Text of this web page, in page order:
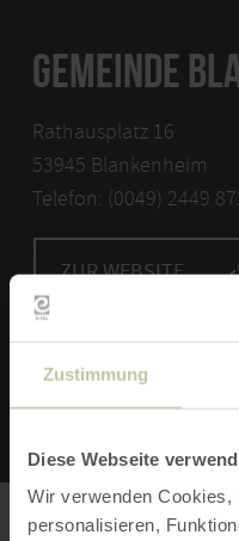
Zustimmung
Diese Webseite
Wir verwenden Cookies,
personalisieren,
GEMEINDE
Rathausplatz 16
53945 Blankenheim
Telefon: (0049) 2449
ZUR WEBSITE